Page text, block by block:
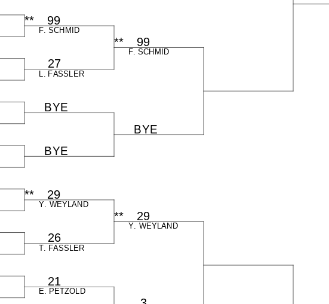
**
    99
F. SCHMID
       2
7
L. FASSLER
      B
Y E
      B
Y E
**
    29
Y. WEYLAND
       2
6
T. FASSLER
       2
1
E. PETZOLD
**
    99
F. SCHMID
      B
Y E
**
    29
Y. WEYLAND
        3